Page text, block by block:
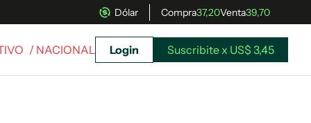
Dólar Compra37,20Venta39,70
/ NACIONAL Login Suscribite x US$ 3,45